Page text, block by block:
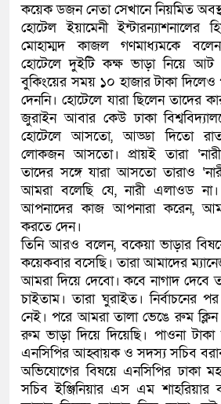
কয়েক ডজন নেতা সেখানে নিয়মিত
হোটেল ইয়ামেনী ইন্টারন্যাশনালের
মোহাম্মদ কাজল গণমাধ্যমকে
হোটেলে দুইটি কক্ষ ভাড়া নিয়ে আট
বুকিংয়ের সময় ১০ হাজার টাকা দিলেও
দেননি। হোটেলে যারা ছিলেন তাদের
জুরাইন আবার কেউ ঢাকা
হোটেলে আসতো, আড্ডা দিতো
লোকজন আসতো। প্রায়ই তারা
তাদের সঙ্গে যারা আসতো তারাও
আমরা বলেছি যে, নারী এলাওড
আপনাদের কাজ আপনারা করেন,
করতে দেন।
তিনি আরও বলেন, বকেয়া ভাড়ার
কয়েকবার বসেছি। তারা আমাদের
আমরা দিয়ে দেবো। কবে নাগাদ দেবে
চাইতাম। তারা ঘুরাইত। নির্বাচনের
নেই। পরে আমরা তালা ভেঙে রুম
রুম ভাড়া দিয়ে দিয়েছি। পাওনা
এনসিপির আহ্বায়ক ও সদস্য সচিব
অভিযোগের বিষয়ে এনসিপির ঢাকা
সচিব ইঞ্জিনিয়ার এস এম শাহরিয়ার